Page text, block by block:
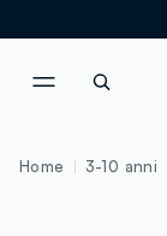
Home 3-10 anni